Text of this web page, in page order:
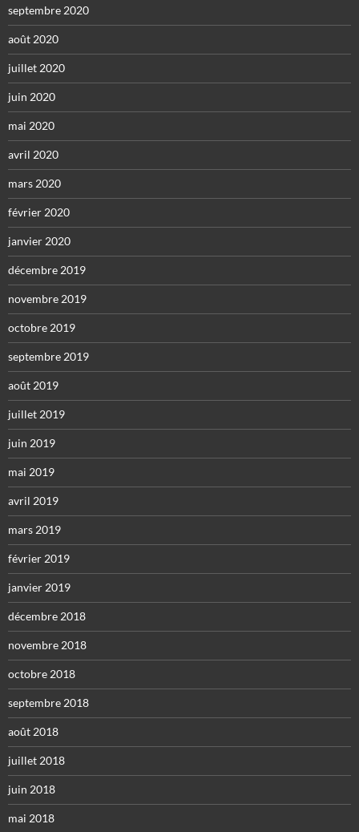
septembre 2020
août 2020
juillet 2020
juin 2020
mai 2020
avril 2020
mars 2020
février 2020
janvier 2020
décembre 2019
novembre 2019
octobre 2019
septembre 2019
août 2019
juillet 2019
juin 2019
mai 2019
avril 2019
mars 2019
février 2019
janvier 2019
décembre 2018
novembre 2018
octobre 2018
septembre 2018
août 2018
juillet 2018
juin 2018
mai 2018